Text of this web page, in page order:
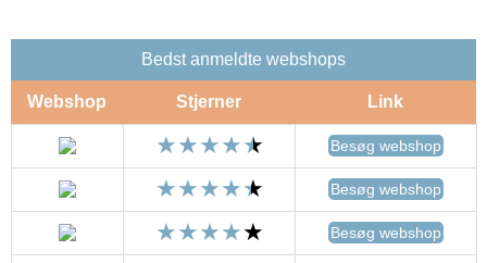
Bedst anmeldte webshops
Webshop Stjerner Link
Besøg webshop
Besøg webshop
Besøg webshop